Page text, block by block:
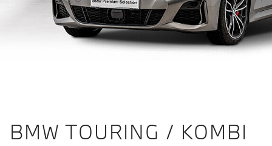
BMW TOURING / KOMBI